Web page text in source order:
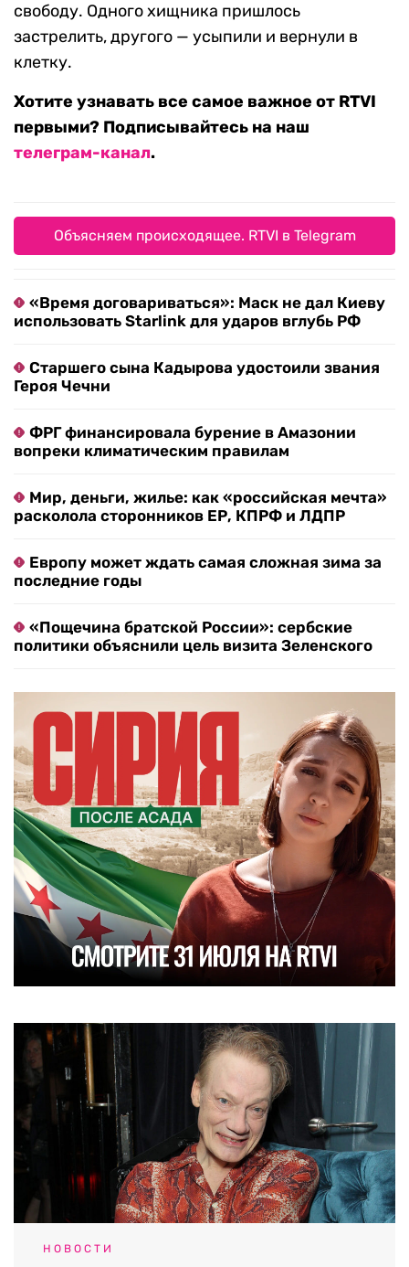
свободу. Одного хищника пришлось
застрелить, другого — усыпили и вернули в
клетку.
Хотите узнавать все самое важное от RTVI
первыми? Подписывайтесь на наш
телеграм-канал.
Объясняем происходящее. RTVI в Telegram
«Время договариваться»: Маск не дал Киеву
использовать Starlink для ударов вглубь РФ
Старшего сына Кадырова удостоили звания
Героя Чечни
ФРГ финансировала бурение в Амазонии
вопреки климатическим правилам
Мир, деньги, жилье: как «российская мечта»
расколола сторонников ЕР, КПРФ и ЛДПР
Европу может ждать самая сложная зима за
последние годы
«Пощечина братской России»: сербские
политики объяснили цель визита Зеленского
НОВОСТИ